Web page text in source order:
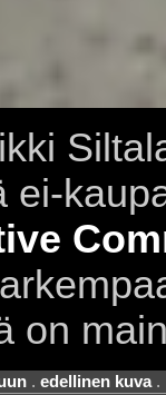
ei-
on
. edellinen kuva.